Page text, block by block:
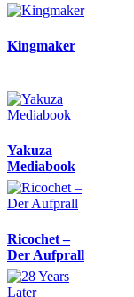
Kingmaker
Yakuza
Mediabook
Ricochet –
Der Aufprall